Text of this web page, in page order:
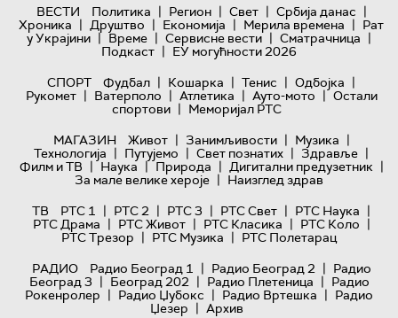
ВЕСТИ Политика | Регион | Свет | Србија данас |
Хроника | Друштво | Економија | Мерила времена | Рат
у Украјини | Време | Сервисне вести | Сматрачница |
Подкаст | ЕУ могућности 2026
СПОРТ
Фудбал | Кошарка | Тенис | Одбојка |
Рукомет | Ватерполо | Атлетика | Ауто-мото | Остали
спортови | Меморијал РТС
МАГАЗИН
Живот | Занимљивости | Музика |
Технологијa | Путујемо | Свет познатих | Здравље |
Филм и ТВ | Наука | Природа | Дигитални предузетник |
За мале велике хероје | Наизглед здрав
ТВ
РТС 1 | РТС 2 | РТС 3 | РТС Свет | РТС Наука |
РТС Драма | РТС Живот | РТС Класика | РТС Коло |
РТС Трезор | РТС Музика | РТС Полетарац
РАДИО
Радио Београд 1 | Радио Београд 2 | Радио
Београд 3 | Београд 202 | Радио Плетеница | Радио
Рокенролер | Радио Џубокс | Радио Вртешка | Радио
Џезер | Архив